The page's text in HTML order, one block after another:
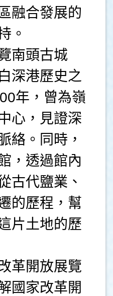
融合發展的
。
南頭古城
深港歷史之
年，曾為嶺
心，見證深
絡。同時，
，透過館內
古代鹽業、
的歷程，幫
片土地的歷
革開放展覽
國家改革開